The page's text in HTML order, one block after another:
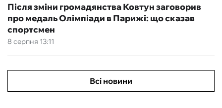
8 серпня 13:11
Після зміни громадянства Ковтун заговорив
про медаль Олімпіади в Парижі: що сказав
спортсмен
Всі новини